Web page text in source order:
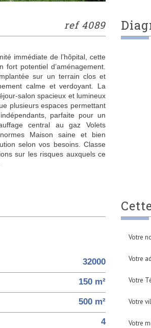
ref 4089
immédiate de l’hôpital, cette
potentiel d’aménagement.
sur un terrain clos et
calme et verdoyant. La
salon spacieux et lumineux
plusieurs espaces permettant
parfaite pour un
central au gaz Volets
Maison saine et bien
selon vos besoins. Classe
sur les risques auxquels ce
32000
150 m²
500 m²
4
Votre
Votre
Votre
Votre
Votre